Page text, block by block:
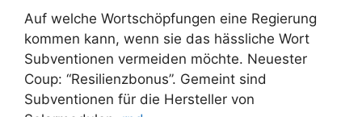
Auf welche Wortschöpfungen eine Regierung
kommen kann, wenn sie das hässliche Wort
Subventionen vermeiden möchte. Neuester
Coup: “Resilienzbonus”. Gemeint sind
Subventionen für die Hersteller von